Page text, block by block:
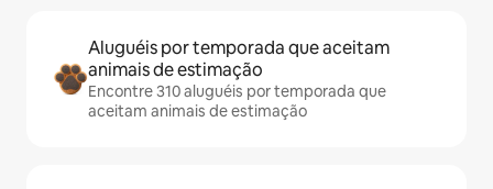
Aluguéis por temporada que aceitam
animais de estimação
Encontre 310 aluguéis por temporada que
aceitam animais de estimação